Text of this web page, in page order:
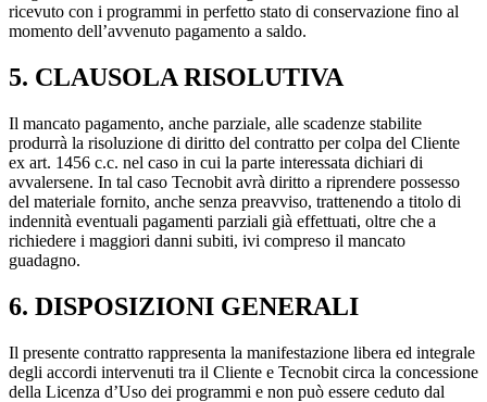
ricevuto con i programmi in perfetto stato di conservazione fino al
momento dell’avvenuto pagamento a saldo.
5. CLAUSOLA RISOLUTIVA
Il mancato pagamento, anche parziale, alle scadenze stabilite
produrrà la risoluzione di diritto del contratto per colpa del Cliente
ex art. 1456 c.c. nel caso in cui la parte interessata dichiari di
avvalersene. In tal caso Tecnobit avrà diritto a riprendere possesso
del materiale fornito, anche senza preavviso, trattenendo a titolo di
indennità eventuali pagamenti parziali già effettuati, oltre che a
richiedere i maggiori danni subiti, ivi compreso il mancato
guadagno.
6. DISPOSIZIONI GENERALI
Il presente contratto rappresenta la manifestazione libera ed integrale
degli accordi intervenuti tra il Cliente e Tecnobit circa la concessione
della Licenza d’Uso dei programmi e non può essere ceduto dal